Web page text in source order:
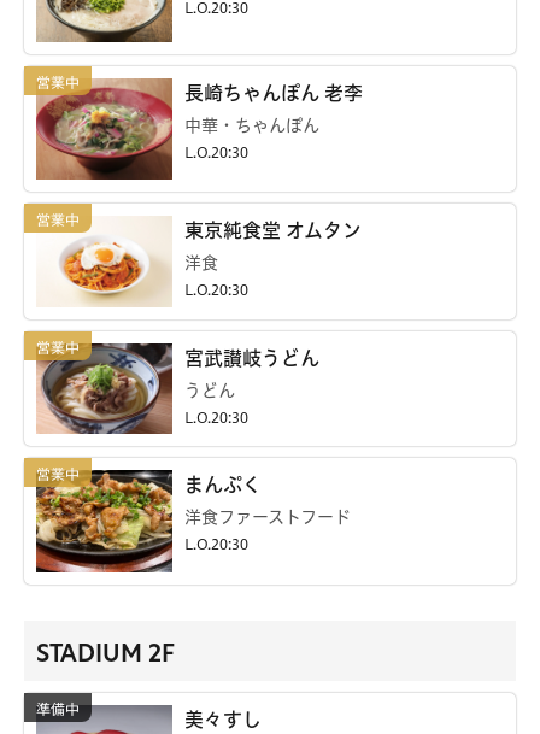
L.O.20:30
長崎ちゃんぽん 老李
中華・ちゃんぽん
L.O.20:30
東京純食堂 オムタン
洋食
L.O.20:30
宮武讃岐うどん
うどん
L.O.20:30
まんぷく
洋食ファーストフード
L.O.20:30
STADIUM 2F
美々すし